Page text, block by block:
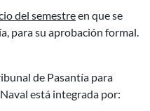
del semestreen que se
para su aprobación formal.
de Pasantía para
está integrada por: